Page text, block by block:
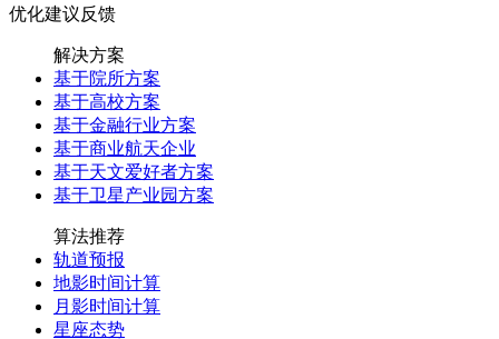
优化建议反馈
解决方案
基于院所方案
基于高校方案
基于金融行业方案
基于商业航天企业
基于天文爱好者方案
基于卫星产业园方案
算法推荐
轨道预报
地影时间计算
月影时间计算
星座态势